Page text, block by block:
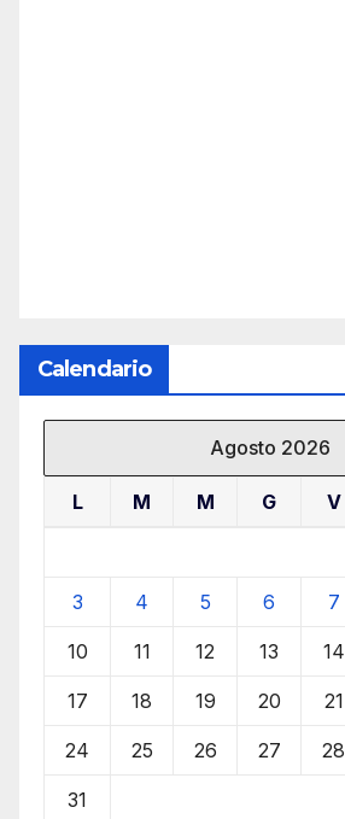
Calendario
Agosto 2026
L M M G V
3 4 5 6 7
10 11 12 13 14
17 18 19 20 21
24 25 26 27 28
31